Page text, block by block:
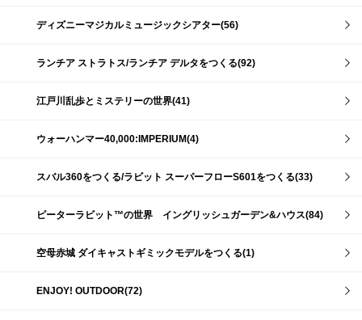
ディズニーマジカルミュージックシアター(56)
ランチア ストラトス/ランチア デルタをつくる(92)
江戸川乱歩とミステリーの世界(41)
ウォーハンマー40,000:IMPERIUM(4)
スバル360をつくる/ラビット スーパーフローS601をつくる(33)
ピーターラビット™の世界 イングリッシュガーデン&ハウス(84)
空母赤城 ダイキャストギミックモデルをつくる(1)
ENJOY! OUTDOOR(72)